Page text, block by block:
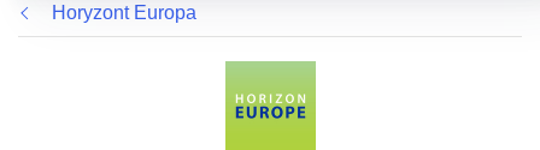
nowym
oknie)
Horyzont Europa